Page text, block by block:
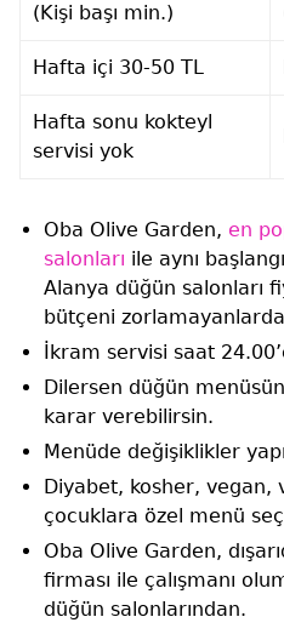
(Kişi başı min.)
Hafta içi 30-50 TL
Hafta sonu kokteyl
servisi yok
Oba Olive Garden, en
salonları ile aynı
Alanya düğün salonları
bütçeni
İkram servisi saat
Dilersen düğün
karar verebilirsin.
Menüde değişiklikler
Diyabet, kosher, vegan,
çocuklara özel menü
Oba Olive Garden,
firması ile çalışmanı
düğün salonlarından.